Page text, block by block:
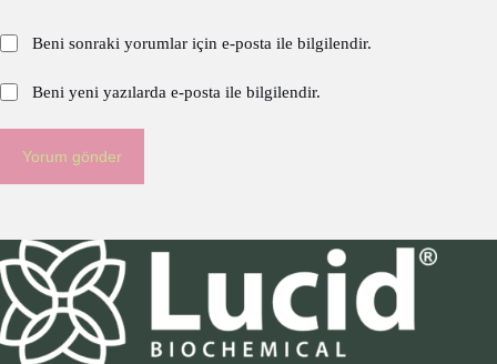
Beni sonraki yorumlar için e-posta ile bilgilendir.
Beni yeni yazılarda e-posta ile bilgilendir.
Yorum gönder